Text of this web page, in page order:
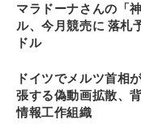
マラドーナさんの「
ル、今月競売に 落札
ドル
ドイツでメルツ首相
張する偽動画拡散、
情報工作組織